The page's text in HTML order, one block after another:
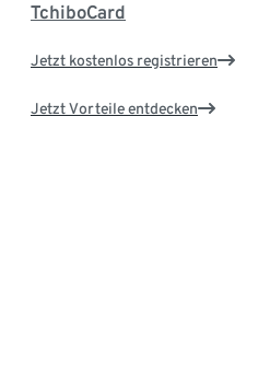
TchiboCard
Jetzt kostenlos registrieren
Jetzt Vorteile entdecken